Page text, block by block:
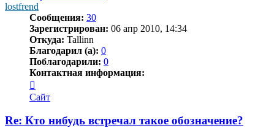
lostfrend
Сообщения: 30
Зарегистрирован: 06 апр 2010, 14:34
Откуда: Tallinn
Благодарил (а): 0
Поблагодарили: 0
Контактная информация:
информация
пользователя
lostfrend
Сайт
Re: Кто нибудь встречал такое обозначение?